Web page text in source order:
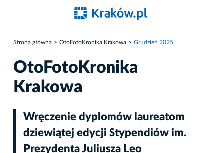
Strona główna OtoFotoKronika Krakowa Grudzień 2025
OtoFotoKronika
Krakowa
Wręczenie dyplomów laureatom
dziewiątej edycji Stypendiów im.
Prezydenta Juliusza Leo